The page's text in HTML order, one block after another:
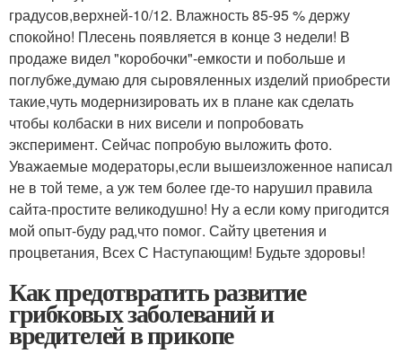
градусов,верхней-10/12. Влажность 85-95 % держу
спокойно! Плесень появляется в конце 3 недели! В
продаже видел "коробочки"-емкости и побольше и
поглубже,думаю для сыровяленных изделий приобрести
такие,чуть модернизировать их в плане как сделать
чтобы колбаски в них висели и попробовать
эксперимент. Сейчас попробую выложить фото.
Уважаемые модераторы,если вышеизложенное написал
не в той теме, а уж тем более где-то нарушил правила
сайта-простите великодушно! Ну а если кому пригодится
мой опыт-буду рад,что помог. Сайту цветения и
процветания, Всех С Наступающим! Будьте здоровы!
Как предотвратить развитие
грибковых заболеваний и
вредителей в прикопе